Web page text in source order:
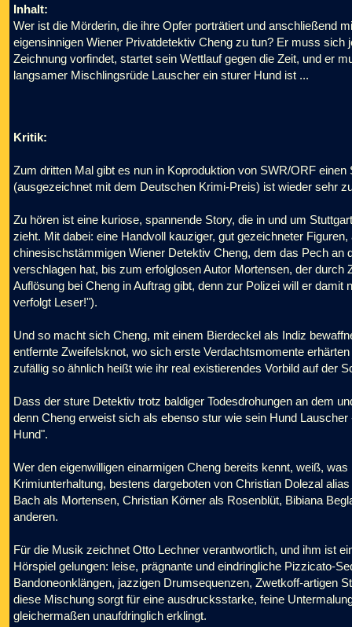
Inhalt:
Wer ist die Mörderin, die ihre Opfer porträtiert und anschließend
eigensinnigen Wiener Privatdetektiv Cheng zu tun? Er muss
Zeichnung vorfindet, startet sein Wettlauf gegen die Zeit, und er
langsamer Mischlingsrüde Lauscher ein sturer Hund ist ...
Kritik:
Zum dritten Mal gibt es nun in Koproduktion von SWR/ORF
(ausgezeichnet mit dem Deutschen Krimi-Preis) ist wieder sehr
Zu hören ist eine kuriose, spannende Story, die in und um
zieht. Mit dabei: eine Handvoll kauziger, gut gezeichneter
chinesischstämmigen Wiener Detektiv Cheng, dem das Pech an
verschlagen hat, bis zum erfolglosen Autor Mortensen, der durch
Auflösung bei Cheng in Auftrag gibt, denn zur Polizei will er
verfolgt Leser!").
Und so macht sich Cheng, mit einem Bierdeckel als Indiz
entfernte Zweifelsknot, wo sich erste Verdachtsmomente
zufällig so ähnlich heißt wie ihr real existierendes Vorbild auf der
Dass der sture Detektiv trotz baldiger Todesdrohungen an dem
denn Cheng erweist sich als ebenso stur wie sein Hund
Hund".
Wer den eigenwilligen einarmigen Cheng bereits kennt, weiß,
Krimiunterhaltung, bestens dargeboten von Christian Dolezal
Bach als Mortensen, Christian Körner als Rosenblüt, Bibiana
anderen.
Für die Musik zeichnet Otto Lechner verantwortlich, und ihm ist
Hörspiel gelungen: leise, prägnante und eindringliche Pizzicato-
Bandoneonklängen, jazzigen Drumsequenzen, Zwetkoff-artigen
diese Mischung sorgt für eine ausdrucksstarke, feine
gleichermaßen unaufdringlich erklingt.